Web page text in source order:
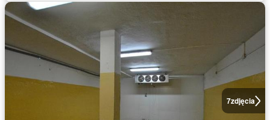
7zdjęcia